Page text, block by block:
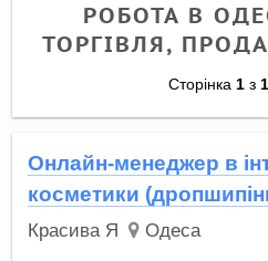
РОБОТА В
ТОРГІВЛЯ,
Сторінка 1з
Онлайн-менеджер в
косметики
Красива Я Одеса